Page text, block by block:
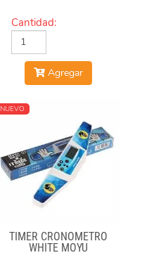
Cantidad:
Agregar
NUEVO
TIMER CRONÓMETRO
WHITE MOYU